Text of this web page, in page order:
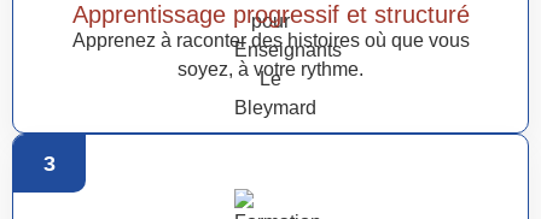
Apprentissage progressif et structuré
Apprenez à raconter des histoires où que vous
soyez, à votre rythme.
3